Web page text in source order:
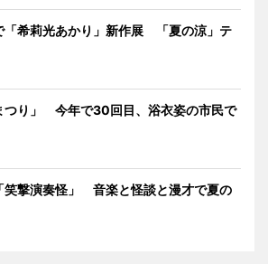
「希莉光あかり」新作展 「夏の涼」テ
つり」 今年で30回目、浴衣姿の市民で
笑撃演奏怪」 音楽と怪談と漫才で夏の